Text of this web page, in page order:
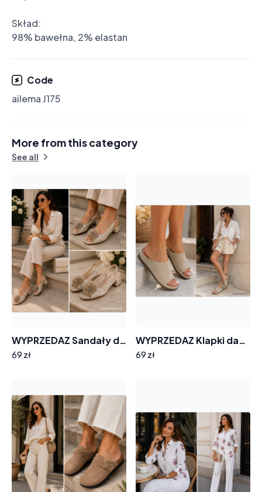
Skład:
98% bawełna, 2% elastan
Code
ailema J175
More from this category
See all
WYPRZEDAZ Sandały damskie GOODIN GD-FL26405 skóra ażurek obcas pompon
69 zł
WYPRZEDAZ Klapki damskie GOODIN SW-2664 skóra zamsz lekkie wygodne casual
69 zł